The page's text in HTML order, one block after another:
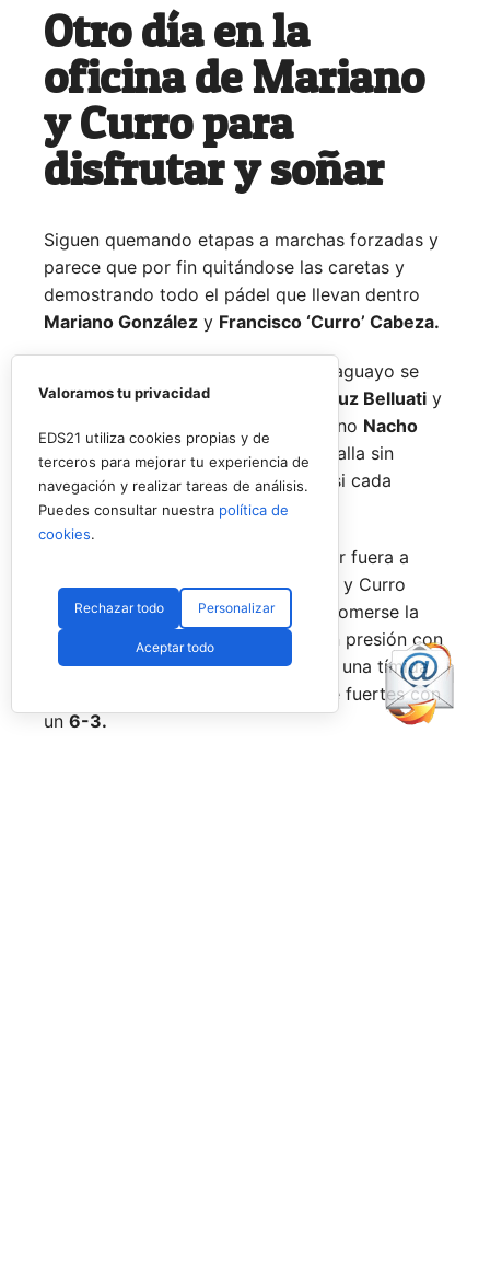
Otro día en la
oficina de Mariano
y Curro para
disfrutar y soñar
Siguen quemando etapas a marchas forzadas y
parece que por fin quitándose las caretas y
demostrando todo el pádel que llevan dentro
Mariano González y Francisco ‘Curro’ Cabeza.
El joven español y su escudero paraguayo se
medían a la experiencia de
Juan Cruz Belluati y
a su compañero, el también argentino Nacho
en un duelo que fue una batalla sin
cuartel pero de dominio alterno casi cada
punto.
Y es que tras dar la sorpresa y dejar fuera a
Javi LealyFran Guerrero,Mariano y Curro
querían más, y salieron directos a comerse la
pista. Un buen parcial de inicio, con presión con
su saque y también al resto, les dio una tímida
ventaja que ampliaron para hacerse fuertes con
un6-3.
Valoramos tu privacidad
EDS21 utiliza cookies propias y de
terceros para mejorar tu experiencia de
navegación y realizar tareas de análisis.
Puedes consultar nuestra política de
cookies.
Rechazar todo Personalizar
Aceptar todo